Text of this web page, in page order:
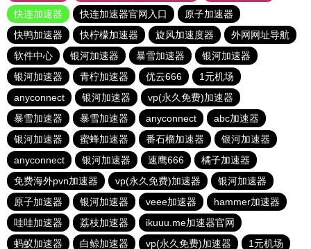
快连加速器
快连加速器官网入口
原子加速器
快鸭加速器
快柠檬加速器 旋风加速度器
外网网址导航
软件中心
银河加速器 暴雪加速器
银河加速器
银河加速器
青柠加速器 优云666
1元机场
anyconnect
银河加速器
vp(永久免费)加速器
暴雪加速器
暴雪加速器 anyconnect
abc加速器
银河加速器
蜜蜂加速器 番石榴加速器
银河加速器
anyconnect
银河加速器 速鹰666
橘子加速器
免费海外pvn加速器
vp(永久免费)加速器
银河加速器
原子加速器
银河加速器 veee加速器
hammer加速器
哇哇加速器
荔枝加速器
ikuuu.me加速器官网
蚂蚁加速器
白鲸加速器 vp(永久免费)加速器 1元机场